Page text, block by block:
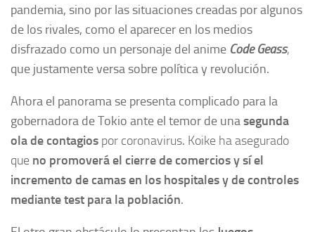
pandemia, sino por las situaciones creadas por algunos
de los rivales, como el aparecer en los medios
disfrazado como un personaje del anime Code Geass,
que justamente versa sobre política y revolución.
Ahora el panorama se presenta complicado para la
gobernadora de Tokio ante el temor de unasegunda
ola de contagios por coronavirus. Koike ha asegurado
que no promoverá el cierre de comerciosy sí el
incremento de camas en los hospitales y de controles
mediante test para la población.